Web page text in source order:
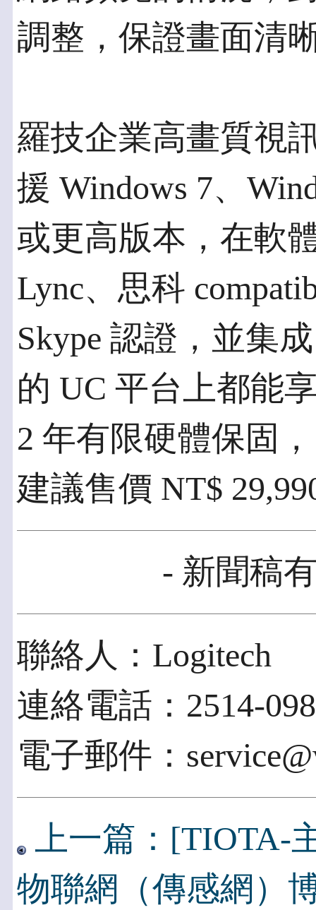
調整，保證畫面清
羅技企業高畫質視
援 Windows 7、
或更高版本，在軟
Lync、思科
Skype 認證，並集
的 UC 平台上都能
2 年有限硬體保固
建議售價 NT$
- 新聞稿
聯絡人：Logitech
連絡電話：2514-
電子郵件：
上一篇：[TIOTA-
物聯網（傳感網）